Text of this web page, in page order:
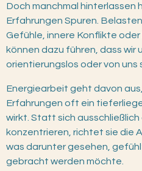
Doch manchmal hinterlassen
Erfahrungen Spuren.
Gefühle, innere Konflikte
können dazu führen, dass wir
orientierungslos oder von
Energiearbeit geht davon
Erfahrungen oft ein
wirkt. Statt sich
konzentrieren, richtet sie die
was darunter gesehen,
gebracht werden möchte.